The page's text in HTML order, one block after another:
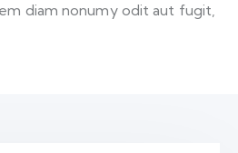
diam nonumy odit aut fugit,